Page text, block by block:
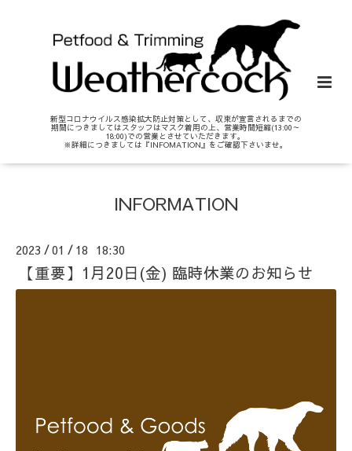
新型コロナウイルス感染拡大防止対策として、収束が宣言されるまでの
期間につきましてはスタッフはマスク着用の上、営業時間短縮(13:00～
18:00)での営業とさせていただきます。
※詳細につきましては『INFOMATION』をご確認下さいませ。
INFORMATION
2023 /01 / 18 18:30
【重要】1月20日(金) 臨時休業のお知らせ